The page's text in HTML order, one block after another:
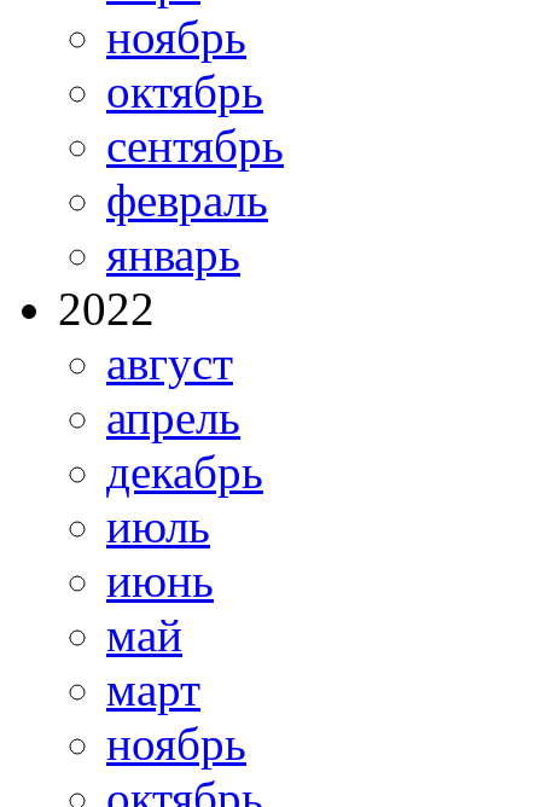
ноябрь
октябрь
сентябрь
февраль
январь
2022
август
апрель
декабрь
июль
июнь
май
март
ноябрь